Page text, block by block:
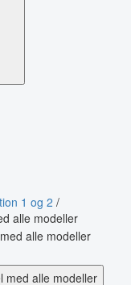
1 og 2 /
alle modeller